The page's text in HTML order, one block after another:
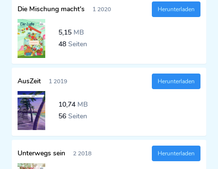
Die Mischung macht's 1 2020
5,15 MB
48 Seiten
Herunterladen
AusZeit 1 2019
10,74 MB
56 Seiten
Herunterladen
Unterwegs sein 2 2018 Herunterladen